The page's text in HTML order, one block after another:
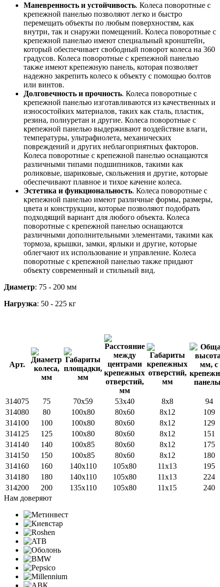
Маневренность и устойчивость. Колеса поворотные с
крепежной панелью позволяют легко и быстро
перемещать объекты по любым поверхностям, как
внутри, так и снаружи помещений. Колеса поворотные с
крепежной панелью имеют специальный кронштейн,
который обеспечивает свободный поворот колеса на 360
градусов. Колеса поворотные с крепежной панелью
также имеют крепежную панель, которая позволяет
надежно закрепить колесо к объекту с помощью болтов
или винтов.
Долговечность и прочность. Колеса поворотные с
крепежной панелью изготавливаются из качественных и
износостойких материалов, таких как сталь, пластик,
резина, полиуретан и другие. Колеса поворотные с
крепежной панелью выдерживают воздействие влаги,
температуры, ультрафиолета, механических
повреждений и других неблагоприятных факторов.
Колеса поворотные с крепежной панелью оснащаются
различными типами подшипников, такими как
роликовые, шариковые, скольжения и другие, которые
обеспечивают плавное и тихое качение колеса.
Эстетика и функциональность. Колеса поворотные с
крепежной панелью имеют различные формы, размеры,
цвета и конструкции, которые позволяют подобрать
подходящий вариант для любого объекта. Колеса
поворотные с крепежной панелью оснащаются
различными дополнительными элементами, такими как
тормоза, крышки, замки, ярлыки и другие, которые
облегчают их использование и управление. Колеса
поворотные с крепежной панелью также придают
объекту современный и стильный вид.
Диаметр: 75 - 200 мм
Нагрузка: 50 - 225 кг
Арт.
314075 75 70x59 53x40 8x8
94
314080
80 100x80 80x60 8x12
109
314100
100 100x80 80x60 8x12
129
314125
125 100x80 80x60 8x12
151
314140
140 100х85 80x60 8x12
175
314150
150 100x85 80x60 8x12
180
314160
160 140x110 105x80 11x13
195
314180
180 140x110 105x80 11x13
224
314200
200 135x110 105x80 11x15
240
Нам доверяют